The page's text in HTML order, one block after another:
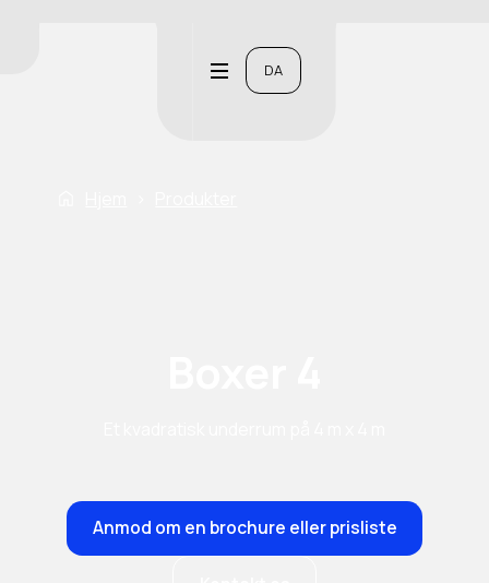
DA
Anmod om en brochure eller prisliste